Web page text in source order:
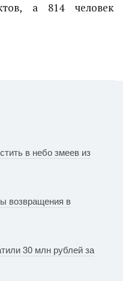
а 814 человек
в небо змеев из
возвращения в
30 млн рублей за